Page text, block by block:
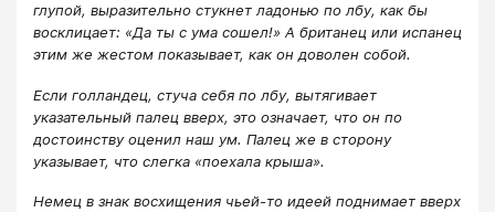
глупой, выразительно стукнет ладонью по лбу, как бы
восклицает: «Да ты с ума сошел!» А британец или испанец
этим же жестом показывает, как он доволен собой.
Если голландец, стуча себя по лбу, вытягивает
указательный палец вверх, это означает, что он по
достоинству оценил наш ум. Палец же в сторону
указывает, что слегка «поехала крыша».
Немец в знак восхищения чьей-то идеей поднимает вверх